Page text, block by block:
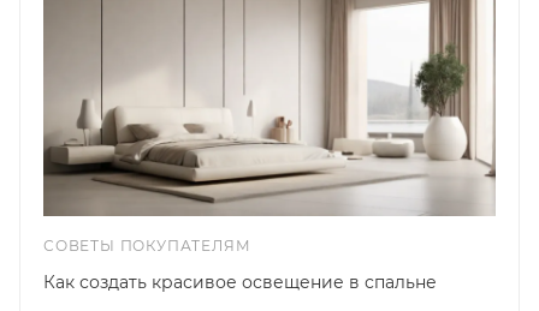
СОВЕТЫ ПОКУПАТЕЛЯМ
Как создать красивое освещение в спальне